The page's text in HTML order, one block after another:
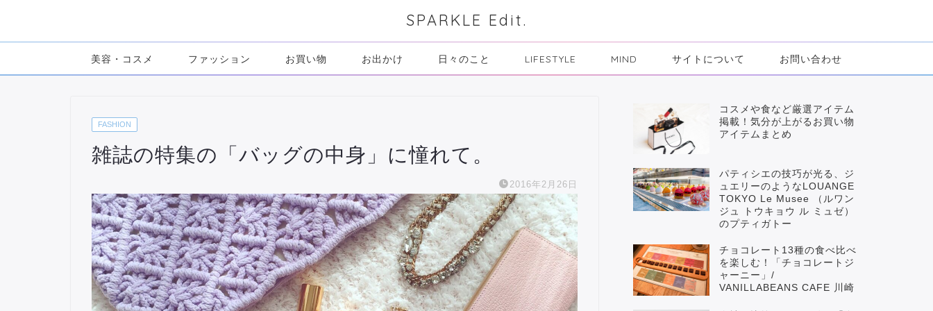
SPARKLE Edit.
美容・コスメ ファッション お買い物 お出かけ 日々のこと LIFESTYLE MIND サイトについて お問い合わせ
FASHION
雑誌の特集の「バッグの中身」に憧れて。
2016年2月26日
コスメや食など厳選アイテム
掲載！気分が上がるお買い物
アイテムまとめ
パティシエの技巧が光る、ジ
ュエリーのようなLOUANGE
TOKYO Le Musee （ルワン
ジュ トウキョウ ル ミュゼ）
のプティガトー
チョコレート13種の食べ比べ
を楽しむ！「チョコレートジ
ャーニー」/
VANILLABEANS CAFE 川崎